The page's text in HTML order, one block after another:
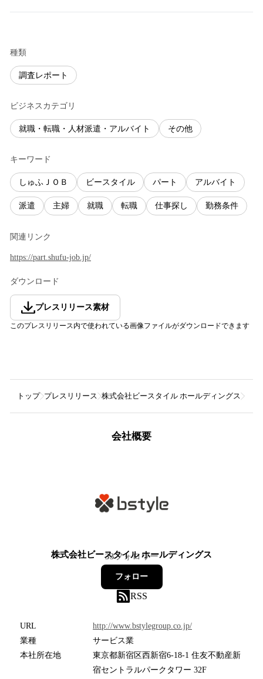
種類
調査レポート
ビジネスカテゴリ
就職・転職・人材派遣・アルバイト その他
キーワード
しゅふＪＯＢ ビースタイル パート アルバイト
派遣 主婦 就職 転職 仕事探し 勤務条件
関連リンク
https://part.shufu-job.jp/
ダウンロード
プレスリリース素材
このプレスリリース内で使われている画像ファイルがダウンロードできます
トップ プレスリリース 株式会社ビースタイル ホールディングス
会社概要
株式会社ビースタイル ホールディングス
33フォロワー
フォロー
RSS
URL
http://www.bstylegroup.co.jp/
業種
サービス業
本社所在地
東京都新宿区西新宿6-18-1 住友不動産新
宿セントラルパークタワー 32F